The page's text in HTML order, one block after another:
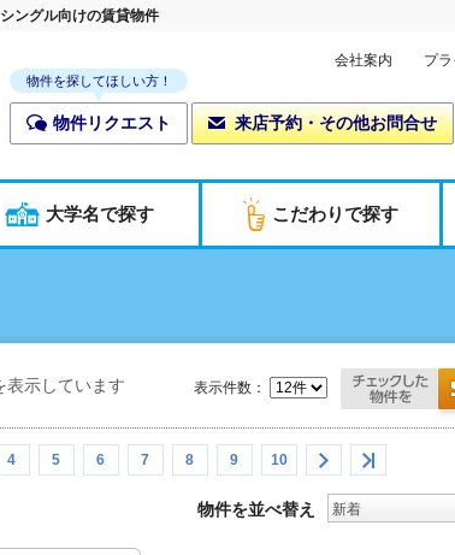
シングル向けの賃貸物件
会社案内 プ
物件を探してほしい方！
物件リクエスト 来店予約・その他お問合せ
大学名で探す こだわりで探す
表示しています
4 5 6 7 8 9 10
表示件数：
物件を並べ替え 新着